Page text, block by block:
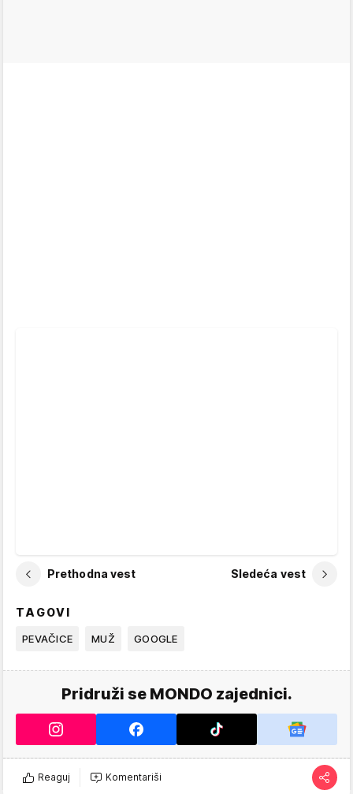
Prethodna vest Sledeća vest
TAGOVI
PEVAČICE MUŽ GOOGLE
Pridruži se MONDO zajednici.
Reaguj Komentariši